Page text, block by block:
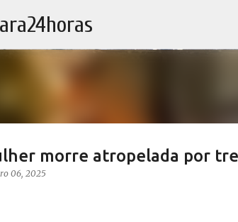
morre atropelada por
06, 2025